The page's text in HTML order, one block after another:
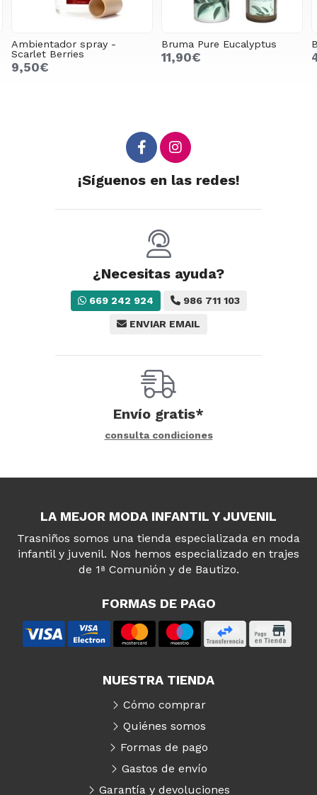
Ambientador spray -
Scarlet Berries
9,50€
Bruma Pure Eucalyptus
11,90€
¡Síguenos en las redes!
¿Necesitas ayuda?
669 242 924 986 711 103
ENVIAR EMAIL
Envío gratis*
consulta condiciones
LA MEJOR MODA INFANTIL Y JUVENIL
Trasniños somos una tienda especializada en moda
infantil y juvenil. Nos hemos especializado en trajes
de 1ª Comunión y de Bautizo.
FORMAS DE PAGO
NUESTRA TIENDA
Cómo comprar
Quiénes somos
Formas de pago
Gastos de envío
Garantía y devoluciones